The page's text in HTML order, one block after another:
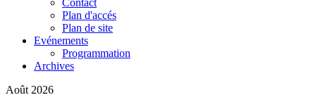
Plan d'accés
Plan de site
Evénements
Programmation
Archives
Août 2026